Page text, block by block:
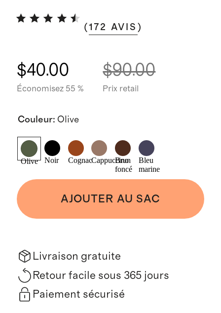
(172 AVIS )
$40.00
Économisez 55 %
$90.00
Prix retail
Couleur: Olive
Olive Noir CognacCappuccino
Brun
foncé
Bleu
marine
AJOUTER AU SAC
Livraison gratuite
Retour facile sous 365 jours
Paiement sécurisé